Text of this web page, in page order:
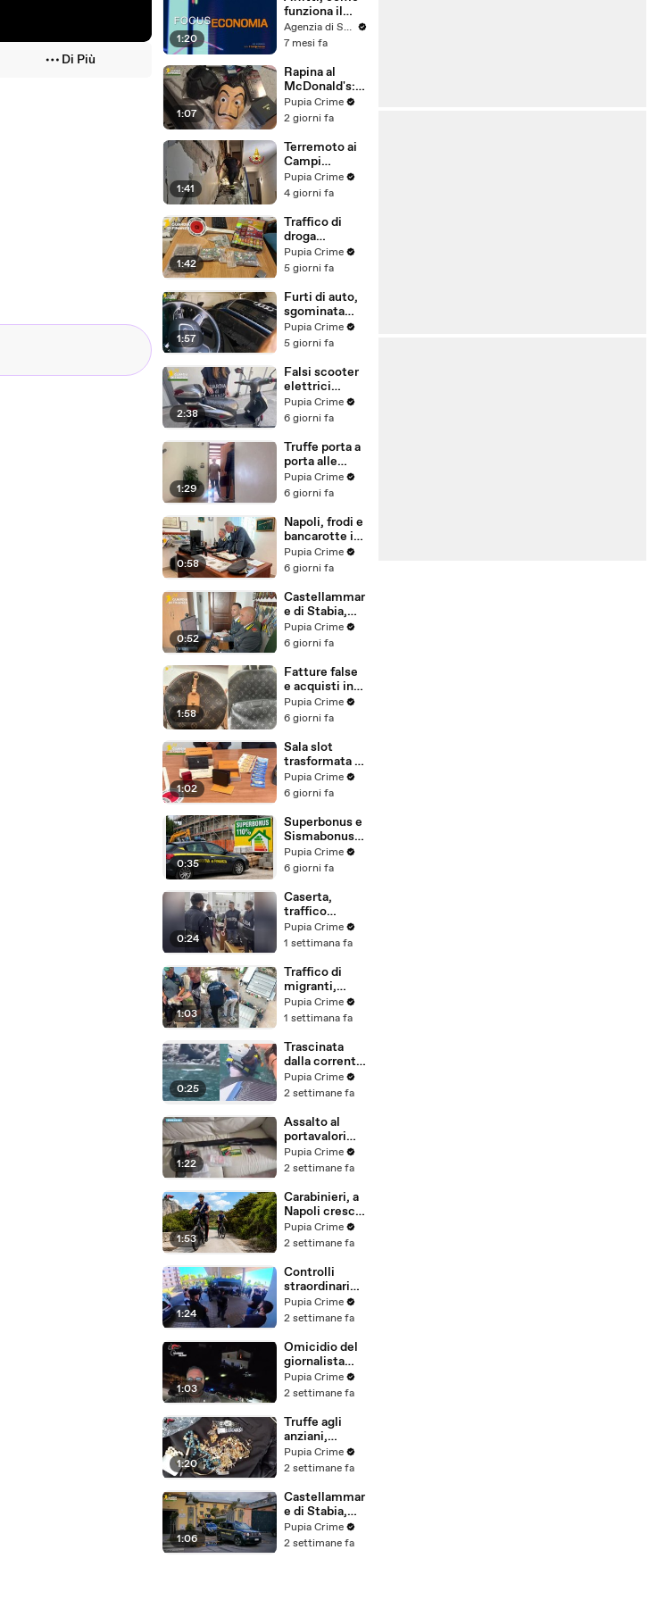
Di Più
1:20
funziona il
canone
concordato
Agenzia di Stampa ITALPRESS
7 mesi fa
1:07
Rapina al
McDonald's:
cinque arresti,
due indagati
spaccio di
droga
(03.08.26)
Pupia Crime
2 giorni fa
1:41
Terremoto ai
Campi
Flegrei: 250
sfollati e 21
residenti
chiedono
certezze sul
futuro
(01.08.26)
Pupia Crime
4 giorni fa
1:42
Traffico di
droga
"ispirato" da
serie tv e trap:
(31.07.26)
Pupia Crime
5 giorni fa
1:57
Furti di auto,
sgominata
banda
specializzata:
(31.07.26)
Pupia Crime
5 giorni fa
2:38
Falsi scooter
elettrici
venduti come
e-bike:
5 milioni
(30.07.26)
Pupia Crime
6 giorni fa
1:29
Truffe porta a
porta alle
anziane: in 6 a
processo,
vittime in
tutta Italia
(30.07.26)
Pupia Crime
6 giorni fa
0:58
Napoli, frodi e
bancarotte in
commercio
vini:
7,8 milioni
(30.07.26)
Pupia Crime
6 giorni fa
0:52
Castellammar
e di Stabia,
evasione
fiscale:
beni per 1,6
milioni ad un
consorzio
navale
(29.07.26)
Pupia Crime
6 giorni fa
1:58
Fatture false
e acquisti in
nero, blitz
contro rete di
cinesi
sequestri per
8,5 milioni
(29.07.26)
Pupia Crime
6 giorni fa
1:02
Sala slot
trasformata in
"bancomat":
sequestrati
220mila euro
a due coniugi
(29.07.26)
Pupia Crime
6 giorni fa
0:35
Superbonus e
Sismabonus,
sequestrati
beni per 1,4
scoperto
sistema con
false
abitazioni
(29.07.26)
Pupia Crime
6 giorni fa
0:24
Caserta,
traffico
internazionale
di cocaina:
latitante
nigeriano
ricercato dal
2019
(28.07.26)
Pupia Crime
1 settimana fa
1:03
Traffico di
migranti,
smantellata
rete tra
altre 9
province: 18
arresti
(27.07.26)
Pupia Crime
1 settimana fa
0:25
Trascinata
dalla corrente
per 3
chilometri su
materassino:
salvata dalla
Polizia
(25.07.26)
Pupia Crime
2 settimane fa
1:22
Assalto al
portavalori
con 30 chili
d'oro sventato
arresti
(25.07.26)
Pupia Crime
2 settimane fa
1:53
Carabinieri, a
Napoli cresce
la "flotta
green": nuove
elettriche e
mezzi
sostenibili
anche sulle
isole
(25.07.26)
Pupia Crime
2 settimane fa
1:24
Controlli
straordinari
della Polizia a
Milano e
arresti, 29
denunce e
oltre 7mila
persone
identificate
(25.07.26)
Pupia Crime
2 settimane fa
1:03
Omicidio del
giornalista
Luca
Esposito:
killer, è un
26enne
tunisino
(25.07.26)
Pupia Crime
2 settimane fa
1:20
Truffe agli
anziani,
arrestato il
telefonista
colpi anche ad
Aversa, oltre
300mila euro
il bottino
stimato
Pupia Crime
2 settimane fa
1:06
Castellammar
e di Stabia,
l'ombra del
clan
Pupia Crime
2 settimane fa